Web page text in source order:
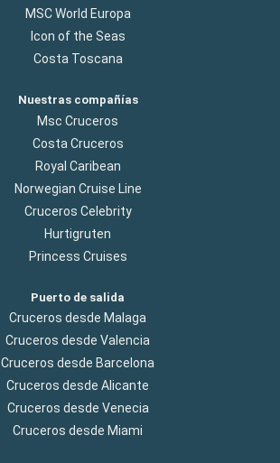
MSC World Europa
Icon of the Seas
Costa Toscana
Nuestras compañías
Msc Cruceros
Costa Cruceros
Royal Caribean
Norwegian Cruise Line
Cruceros Celebrity
Hurtigruten
Princess Cruises
Puerto de salida
Cruceros desde Malaga
Cruceros desde Valencia
Cruceros desde Barcelona
Cruceros desde Alicante
Cruceros desde Venecia
Cruceros desde Miami